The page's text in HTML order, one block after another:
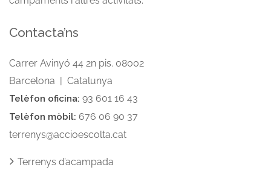
Contacta’ns
Carrer Avinyó 44 2n pis. 08002
Barcelona | Catalunya
Telèfon oficina: 93 601 16 43
Telèfon mòbil: 676 06 90 37
terrenys@accioescolta.cat
Terrenys d’acampada